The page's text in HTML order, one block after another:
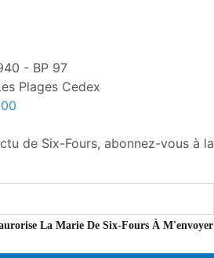
- BP 97
Plages Cedex
de Six-Fours, abonnez-vous à la
La Marie De Six-Fours À M'envoyer